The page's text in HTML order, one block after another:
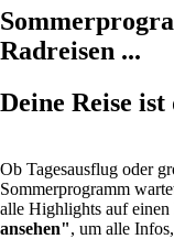
Radreisen ...
Deine Reise
Ob Tagesausflug oder
Sommerprogramm
alle Highlights auf
ansehen", um alle